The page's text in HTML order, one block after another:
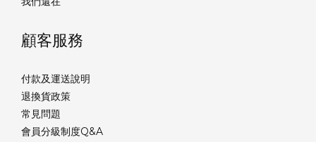
顧客服務
付款及運送說明
退換貨政策
常見問題
會員分級制度Q&A